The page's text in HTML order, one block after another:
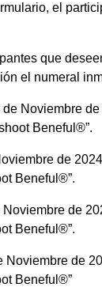
el
que
el numeral
Noviembre
Beneful®”.
de
Beneful®”.
Noviembre de
Beneful®”.
Noviembre de
Beneful®”